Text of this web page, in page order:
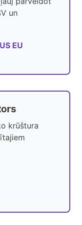
un
EU
krūštura